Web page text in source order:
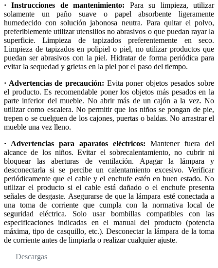
· Instrucciones de mantenimiento: Para su limpieza, utilizar
solamente un paño suave o papel absorbente ligeramente
humedecido con solución jabonosa neutra. Para quitar el polvo,
preferiblemente utilizar utensilios no abrasivos o que puedan rayar la
superficie. Limpieza de tapizados preferentemente en seco.
Limpieza de tapizados en polipiel o piel, no utilizar productos que
puedan ser abrasivos con la piel. Hidratar de forma periódica para
evitar la sequedad y grietas en la piel por el paso del tiempo.
· Advertencias de precaución: Evita poner objetos pesados sobre
el producto. Es recomendable poner los objetos más pesados en la
parte inferior del mueble. No abrir más de un cajón a la vez. No
utilizar como escalera. No permitir que los niños se pongan de pie,
trepen o se cuelguen de los cajones, puertas o baldas. No arrastrar el
mueble una vez lleno.
· Advertencias para aparatos eléctricos: Mantener fuera del
alcance de los niños. Evitar el sobrecalentamiento, no cubrir ni
bloquear las aberturas de ventilación. Apagar la lámpara y
desconectarla si se percibe un calentamiento excesivo. Verificar
periódicamente que el cable y el enchufe estén en buen estado. No
utilizar el producto si el cable está dañado o el enchufe presenta
señales de desgaste. Asegurarse de que la lámpara esté conectada a
una toma de corriente que cumpla con la normativa local de
seguridad eléctrica. Solo usar bombillas compatibles con las
especificaciones indicadas en el manual del producto (potencia
máxima, tipo de casquillo, etc.). Desconectar la lámpara de la toma
de corriente antes de limpiarla o realizar cualquier ajuste.
Descargas